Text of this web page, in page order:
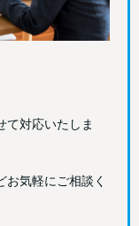
て対応いたしま
気軽にご相談く